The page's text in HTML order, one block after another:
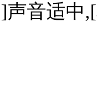
声音适中